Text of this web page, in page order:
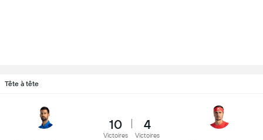
Tête à tête
10
Victoires
4
Victoires